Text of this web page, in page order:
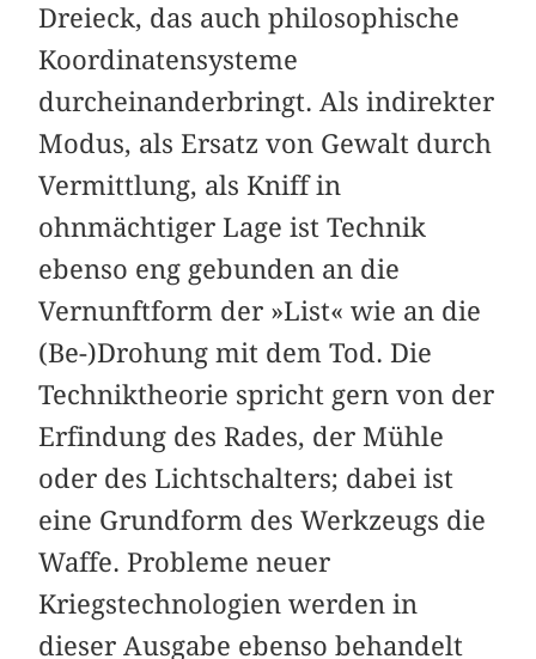
Dreieck, das auch philosophische
Koordinatensysteme
durcheinanderbringt. Als indirekter
Modus, als Ersatz von Gewalt durch
Vermittlung, als Kniff in
ohnmächtiger Lage ist Technik
ebenso eng gebunden an die
Vernunftform der »List« wie an die
(Be-)Drohung mit dem Tod. Die
Techniktheorie spricht gern von der
Erfindung des Rades, der Mühle
oder des Lichtschalters; dabei ist
eine Grundform des Werkzeugs die
Waffe. Probleme neuer
Kriegstechnologien werden in
dieser Ausgabe ebenso behandelt